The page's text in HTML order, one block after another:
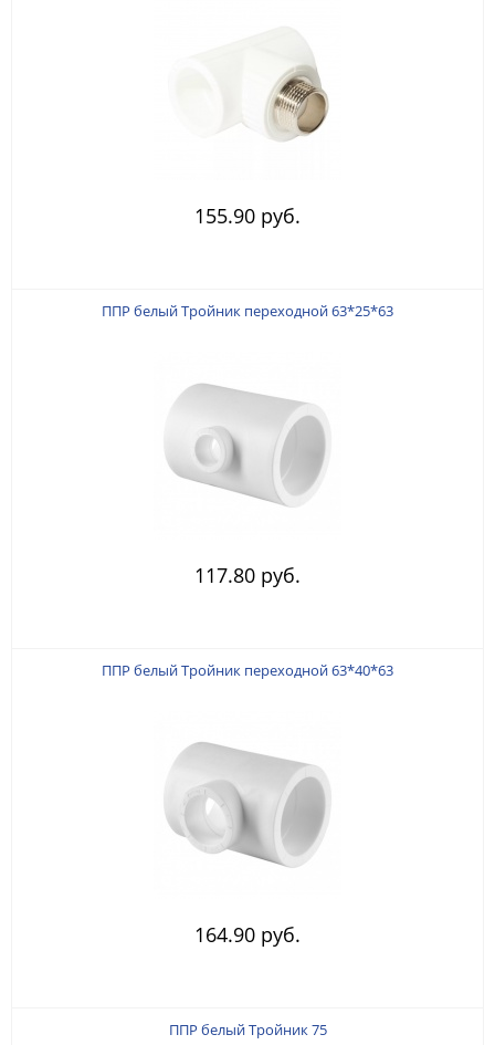
155.90 руб.
ППР белый Тройник переходной 63*25*63
117.80 руб.
ППР белый Тройник переходной 63*40*63
164.90 руб.
ППР белый Тройник 75